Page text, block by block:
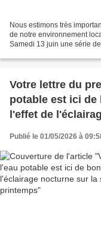
Nous estimons très
de notre environnement
Samedi 13 juin une série
Votre lettre du
potable est ici de
l'effet de
humaine, le
Publié le 01/05/2026 à